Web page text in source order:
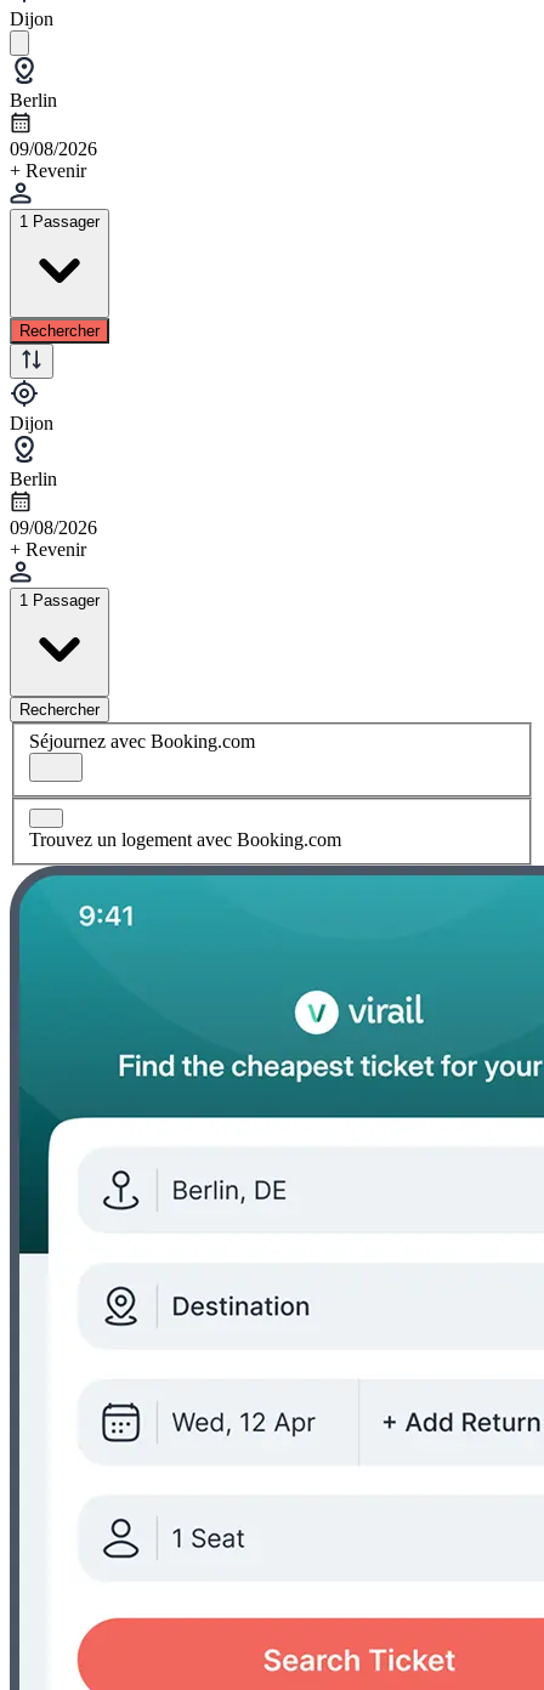
Dijon
Berlin
09/08/2026
+ Revenir
1 Passager
Rechercher
Dijon
Berlin
09/08/2026
+ Revenir
1 Passager
Rechercher
Séjournez avec Booking.com
Trouvez un logement avec Booking.com